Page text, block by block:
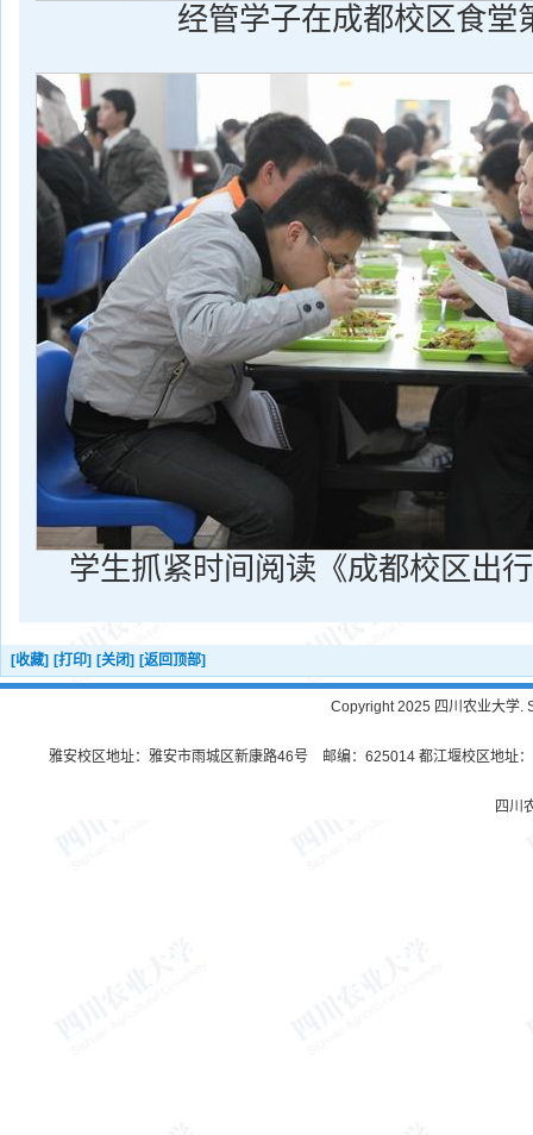
经管学子在成都校区食堂
学生抓紧时间阅读《成都校区出
[收藏] [打印] [关闭] [返回顶部]
Copyright 2025 四川农业大学.
雅安校区地址：雅安市雨城区新康路46号 邮编：625014 都江堰校区地址
四川